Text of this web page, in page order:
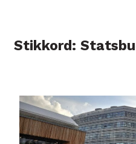
Stikkord: